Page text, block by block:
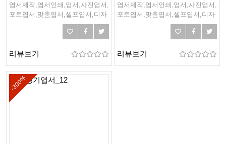
엽서제작,엽서인쇄,엽서,사진엽서,
포토엽서,맞춤엽서,셀프엽서,디자
인엽서,여행엽서,여행,바다,바닷
가,해변,여름,해외여행
리뷰보기
엽서제작,엽서인쇄,엽서,사진엽서,
포토엽서,맞춤엽서,셀프엽서,디자
인엽서,여행엽서,여행,바다,바닷
가,해변,여름,해외여행
리뷰보기
-300%